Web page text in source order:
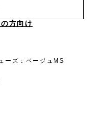
方向け
ーズ：ベージュMS